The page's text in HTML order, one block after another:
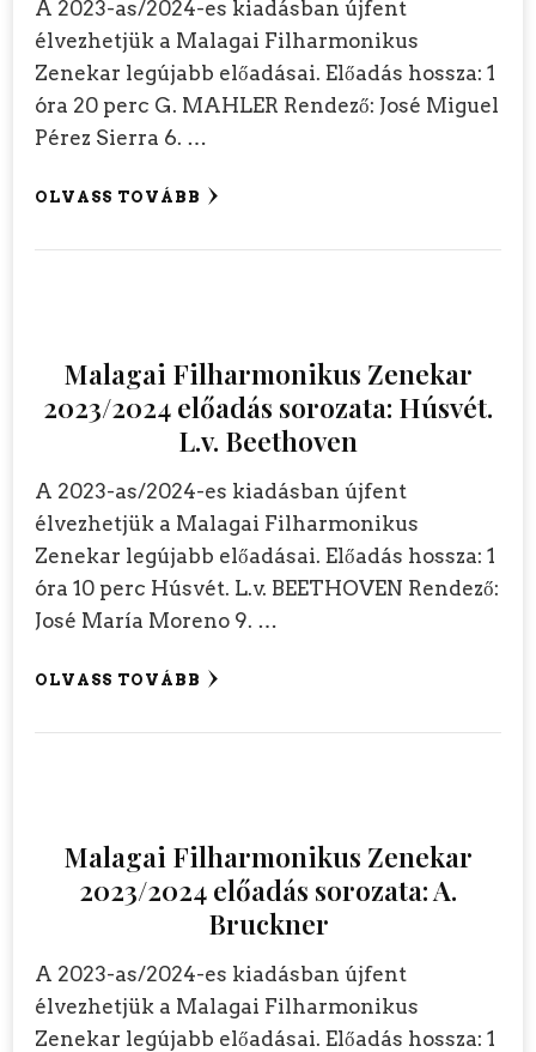
A 2023-as/2024-es kiadásban újfent
élvezhetjük a Malagai Filharmonikus
Zenekar legújabb előadásai. Előadás hossza: 1
óra 20 perc G. MAHLER Rendező: José Miguel
Pérez Sierra 6. …
OLVASS TOVÁBB
Malagai Filharmonikus Zenekar
2023/2024 előadás sorozata: Húsvét.
L.v. Beethoven
A 2023-as/2024-es kiadásban újfent
élvezhetjük a Malagai Filharmonikus
Zenekar legújabb előadásai. Előadás hossza: 1
óra 10 perc Húsvét. L.v. BEETHOVEN Rendező:
José María Moreno 9. …
OLVASS TOVÁBB
Malagai Filharmonikus Zenekar
2023/2024 előadás sorozata: A.
Bruckner
A 2023-as/2024-es kiadásban újfent
élvezhetjük a Malagai Filharmonikus
Zenekar legújabb előadásai. Előadás hossza: 1